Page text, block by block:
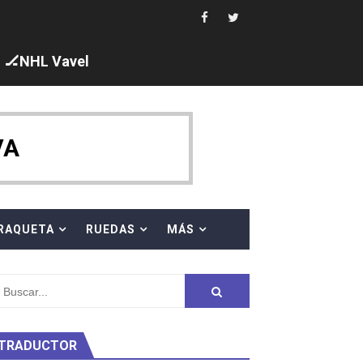
en plataforma. 5 orazos para Chiara Pellacani,
al equipo neutral ruso, llevándose 8 medallas, seis para
🏒NHL Vavel
RAQUETA RUEDAS MÁS